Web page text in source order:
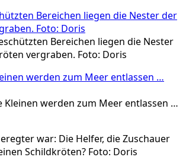
Bereichen liegen die Nester
vergraben. Foto: Doris
Kleinen werden zum Meer entlassen …